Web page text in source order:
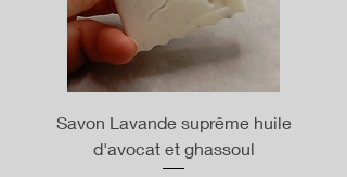
Savon Lavande suprême huile
d'avocat et ghassoul